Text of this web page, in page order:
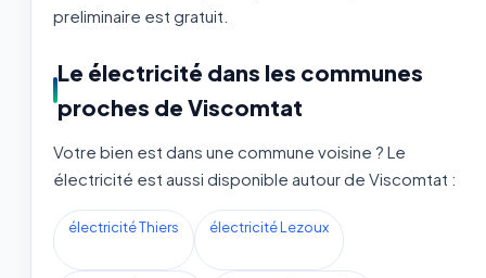
preliminaire est gratuit.
Le électricité dans les communes
proches de Viscomtat
Votre bien est dans une commune voisine ? Le
électricité est aussi disponible autour de Viscomtat :
électricité Thiers électricité Lezoux